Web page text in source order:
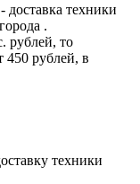
доставка техники
.
рублей, то
450 рублей, в
техники